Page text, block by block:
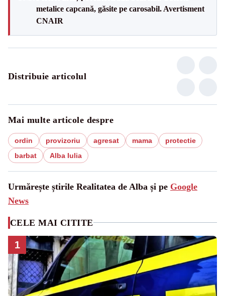
metalice capcană, găsite pe carosabil. Avertisment
CNAIR
Distribuie articolul
Mai multe articole despre
ordin provizoriu agresat mama
protectie
barbat
Alba Iulia
Urmărește știrile Realitatea de Alba și pe Google
News
CELE MAI CITITE
1